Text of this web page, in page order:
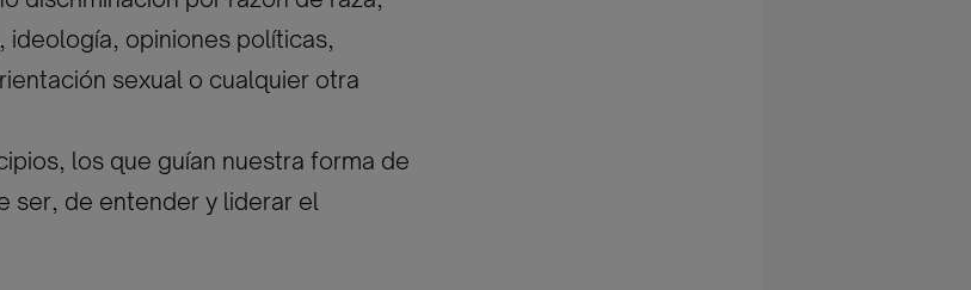
ideología, opiniones políticas,
sexual o cualquier otra
los que guían nuestra forma de
ser, de entender y liderar el